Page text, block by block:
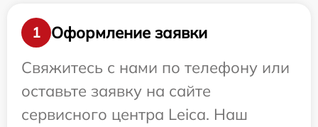
1
Оформление заявки
Свяжитесь с нами по телефону или
оставьте заявку на сайте
сервисного центра Leica. Наш